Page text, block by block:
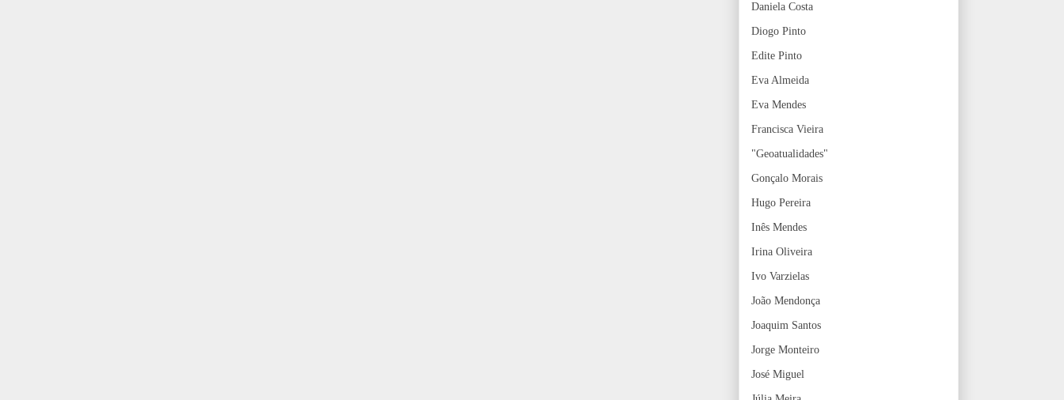
Daniela Costa
Diogo Pinto
Edite Pinto
Eva Almeida
Eva Mendes
Francisca Vieira
"Geoatualidades"
Gonçalo Morais
Hugo Pereira
Inês Mendes
Irina Oliveira
Ivo Varzielas
João Mendonça
Joaquim Santos
Jorge Monteiro
José Miguel